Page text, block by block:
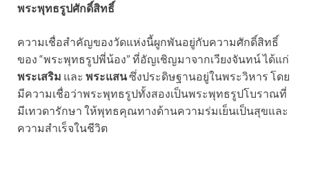
พระพุทธรูปศักดิ์สิทธิ์
ความเชื่อสำคัญของวัดแห่งนี้ผูกพันอยู่กับความศักดิ์สิทธิ์
ของ “พระพุทธรูปพี่น้อง” ที่อัญเชิญมาจากเวียงจันทน์ ได้แก่
พระเสริม และ พระแสนซึ่งประดิษฐานอยู่ในพระวิหาร โดย
มีความเชื่อว่าพระพุทธรูปทั้งสองเป็นพระพุทธรูปโบราณที่
มีเทวดารักษา ให้พุทธคุณทางด้านความร่มเย็นเป็นสุขและ
ความสำเร็จในชีวิต